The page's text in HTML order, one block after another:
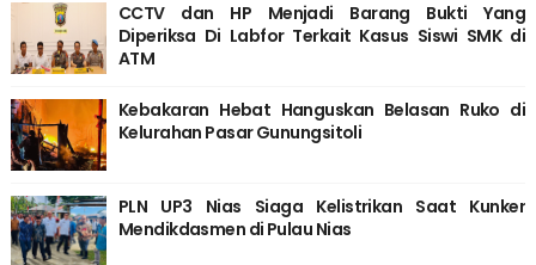
CCTV dan HP Menjadi Barang Bukti Yang
Diperiksa Di Labfor Terkait Kasus Siswi SMK di
ATM
Kebakaran Hebat Hanguskan Belasan Ruko di
Kelurahan Pasar Gunungsitoli
PLN UP3 Nias Siaga Kelistrikan Saat Kunker
Mendikdasmen di Pulau Nias